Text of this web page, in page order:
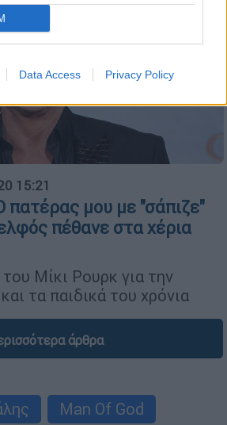
Data Access Privacy Policy
15:21
πατέρας μου με "σάπιζε"
πέθανε στα χέρια
Μίκι Ρουρκ για την
τα παιδικά του χρόνια
άρθρα
Man Of God